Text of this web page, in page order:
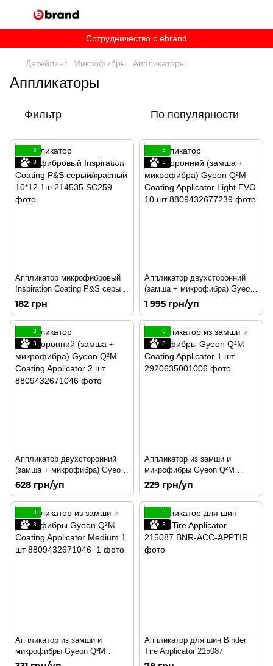
Сотрудничество c ebrand
Детейлинг Микрофибры Аппликаторы
Аппликаторы
Фильтр По популярности
3
3
Аппликатор микрофибровый
Inspiration Coating P&S серый/
красный 10*12 1ш 214535
182 грн
3
3
Аппликатор двухсторонний
(замша + микрофибра) Gyeon
Q²M Coating Applicator Light
EVO 10 шт
1 995 грн/уп
3
3
Аппликатор двухсторонний
(замша + микрофибра) Gyeon
Q²M Coating Applicator 2 шт
628 грн/уп
3
3
Аппликатор из замши и
микрофибры Gyeon Q²M
Coating Applicator 1 шт
229 грн/уп
3
3
Аппликатор из замши и
микрофибры Gyeon Q²M
Coating Applicator Medium 1 шт
3
3
Аппликатор для шин Binder
Tire Applicator 215087